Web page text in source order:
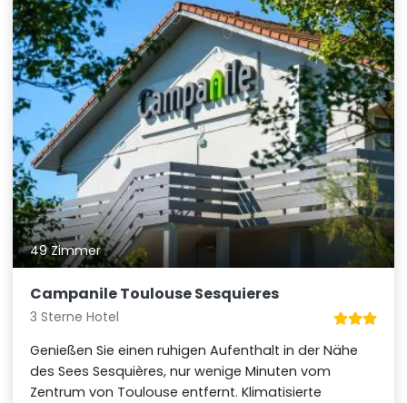
49 Zimmer
Campanile Toulouse Sesquieres
3 Sterne Hotel
Genießen Sie einen ruhigen Aufenthalt in der Nähe
des Sees Sesquières, nur wenige Minuten vom
Zentrum von Toulouse entfernt. Klimatisierte